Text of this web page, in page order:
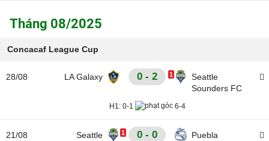
Tháng 08/2025
Concacaf League Cup
28/08 LA Galaxy 0 - 2
Seattle
Sounders FC
1
H1: 0-1 6-4
21/08
Seattle
1 0 - 0 Puebla